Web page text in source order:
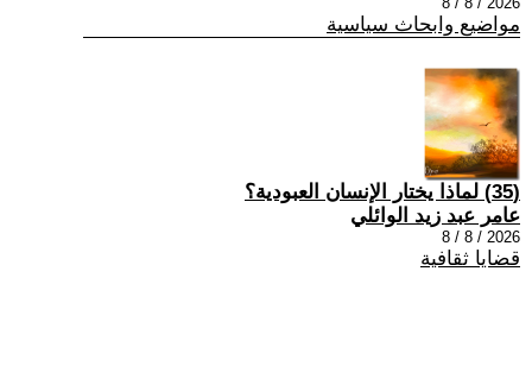
مواضيع وابحاث سياسية
(35) لماذا يختار الإنسان العبودية؟
عامر عبد زيد الوائلي
2026 / 8 / 8
قضايا ثقافية